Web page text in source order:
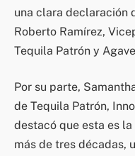
una clara declaración
Roberto Ramírez,
Tequila Patrón y
Por su parte,
de Tequila Patrón,
destacó que esta es
más de tres décadas,